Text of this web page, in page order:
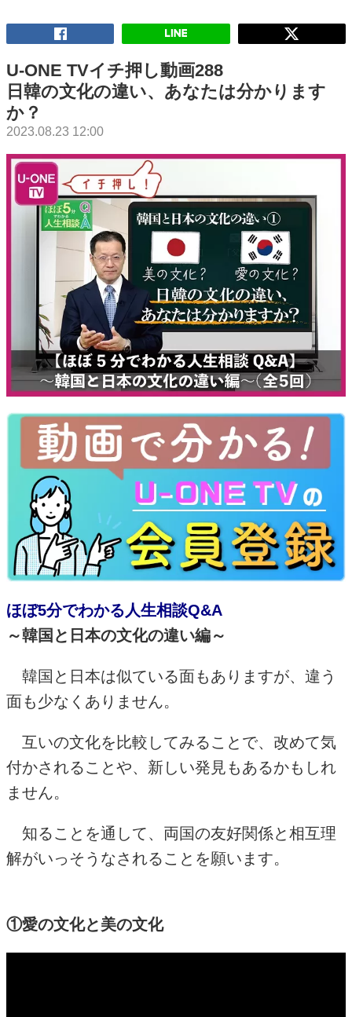
U-ONE TVイチ押し動画288
日韓の文化の違い、あなたは分かります
か？
2023.08.23 12:00
ほぼ5分でわかる人生相談Q&A
～韓国と日本の文化の違い編～
韓国と日本は似ている面もありますが、違う
面も少なくありません。
互いの文化を比較してみることで、改めて気
付かされることや、新しい発見もあるかもしれ
ません。
知ることを通して、両国の友好関係と相互理
解がいっそうなされることを願います。
①愛の文化と美の文化